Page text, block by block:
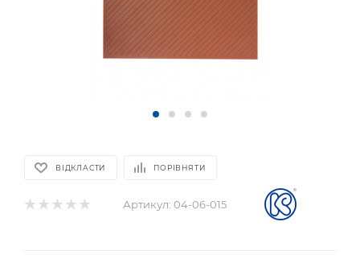
ВІДКЛАСТИ ПОРІВНЯТИ
Артикул: 04-06-015